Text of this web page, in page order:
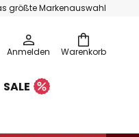
größte Markenauswahl
Warenkorb
Anmelden
SALE